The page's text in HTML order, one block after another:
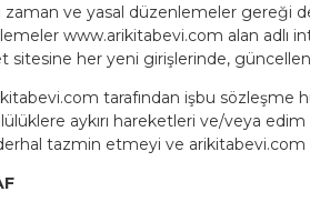
zaman ve yasal düzenlemeler gereği
www.arikitabevi.com alan adlı
sitesine her yeni girişlerinde,
tarafından işbu sözleşme
aykırı hareketleri ve/veya
tazmin etmeyi ve